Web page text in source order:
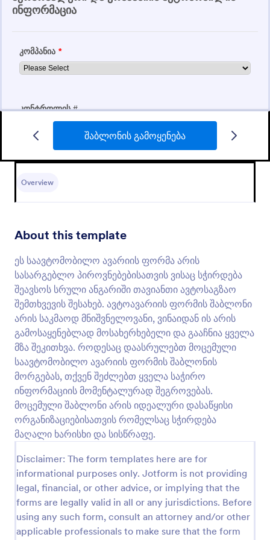
შაბლონის გამოყენება
Overview
About this template
ეს საავტომობილო ავარიის ფორმა არის
სასარგებლო პიროვნებებისათვის ვისაც სჭირდება
შეავსოს სრული ანგარიში თავიანთი ავტოსაგზაო
შემთხვევის შესახებ. ავტოავარიის ფორმის შაბლონი
არის საკმაოდ მნიშვნელოვანი, ვინაიდან ის არის
გამოსაყენებლად მოსახერხებელი და გააჩნია ყველა
მზა შეკითხვა. როდესაც დაასრულებთ მოცემული
საავტომობილო ავარიის ფორმის შაბლონის
მორგებას, თქვენ შეძლებთ ყველა საჭირო
ინფორმაციის მომენტალურად შეგროვებას.
მოცემული შაბლონი არის იდეალური დასაწყისი
ორგანიზაციებისათვის რომელსაც სჭირდება
მაღალი ხარისხი და სისწრაფე.
Disclaimer: The form templates here are for
informational purposes only. Jotform is not providing
legal, financial, or other advice, or implying that the
forms are legally valid in all or any jurisdictions. Before
using any such form, consult an attorney and/or other
applicable professionals to make sure that the form
ხარჯების რეპორტის ფორმა
გადახედვა